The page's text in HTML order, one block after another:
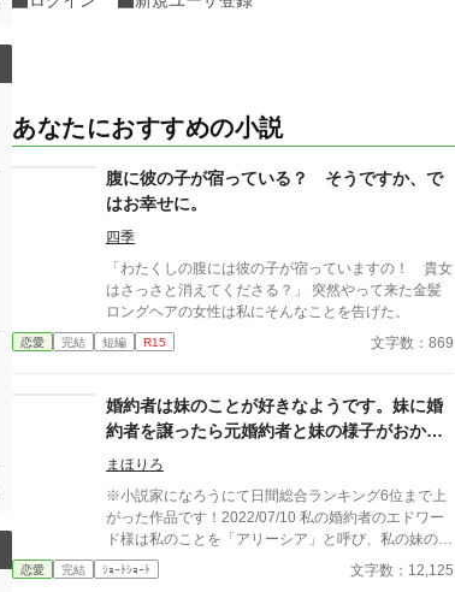
あなたにおすすめの小説
腹に彼の子が宿っている？ そうですか、で
はお幸せに。
四季
「わたくしの腹には彼の子が宿っていますの！ 貴女
はさっさと消えてくださる？」 突然やって来た金髪
ロングヘアの女性は私にそんなことを告げた。
恋愛 完結 短編 R15 文字数：869
婚約者は妹のことが好きなようです。妹に婚
約者を譲ったら元婚約者と妹の様子がおかし
いのですが・完結
まほりろ
※小説家になろうにて日間総合ランキング6位まで上
がった作品です！2022/07/10 私の婚約者のエドワー
ド様は私のことを「アリーシア」と呼び、私の妹のク
ラウディアのことを「ディア」と愛称で呼ぶ。 エド
ワード様は当家を訪ねて来るたびに私には黄色い薔薇
恋愛 完結 ｼｮｰﾄｼｮｰﾄ 文字数：12,125